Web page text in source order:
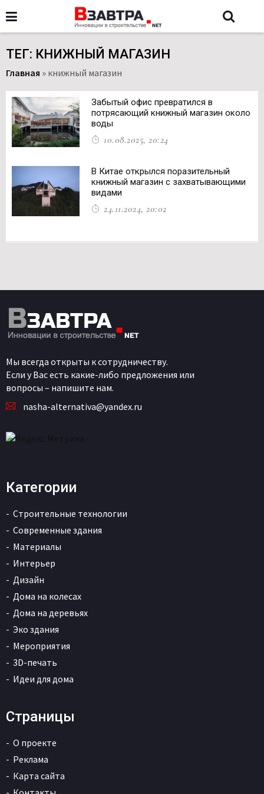
ТЕГ: КНИЖНЫЙ МАГАЗИН
Главная » книжный магазин
Забытый офис превратился в
потрясающий книжный магазин около
воды
10.08.2025, 20:24
В Китае открылся поразительный
книжный магазин с захватывающими
видами
24.11.2024, 20:02
Мы всегда открыты к сотрудничеству.
Если у Вас есть какие-либо предложения или
вопросы – напишите нам.
nasha-alternativa@yandex.ru
Категории
Строительные технологии
Современные здания
Материалы
Интерьер
Дизайн
Дома на колесах
Дома на деревьях
Эко здания
Мероприятия
3D-печать
Идеи для дома
Страницы
О проекте
Реклама
Карта сайта